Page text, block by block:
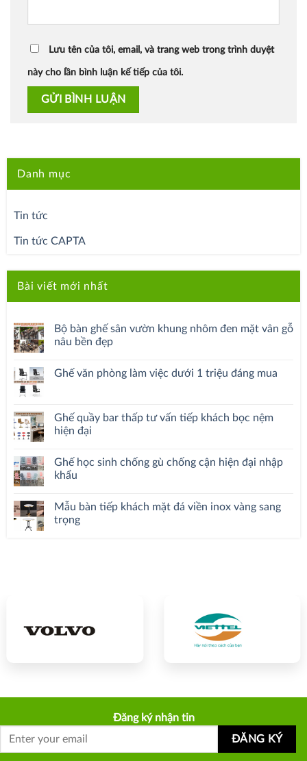
Lưu tên của tôi, email, và trang web trong trình duyệt
này cho lần bình luận kế tiếp của tôi.
Danh mục
Tin tức
Tin tức CAPTA
Bài viết mới nhất
Bộ bàn ghế sân vườn khung nhôm đen mặt vân gỗ
nâu bền đẹp
Ghế văn phòng làm việc dưới 1 triệu đáng mua
Ghế quầy bar thấp tư vấn tiếp khách bọc nệm
hiện đại
Ghế học sinh chống gù chống cận hiện đại nhập
khẩu
Mẫu bàn tiếp khách mặt đá viền inox vàng sang
trọng
Đăng ký nhận tin